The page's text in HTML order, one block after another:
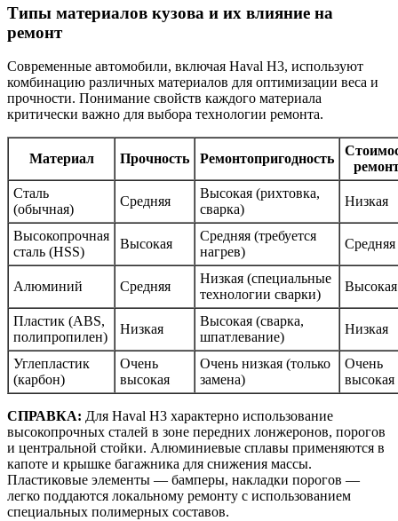
Типы материалов кузова и их влияние на
ремонт
Современные автомобили, включая Haval H3, используют
комбинацию различных материалов для оптимизации веса и
прочности. Понимание свойств каждого материала
критически важно для выбора технологии ремонта.
Материал Прочность Ремонтопригодность
Сталь
(обычная)
Средняя
Высокая (рихтовка,
сварка)
Низкая
Высокопрочная
сталь (HSS)
Высокая
Средняя (требуется
нагрев)
Средняя
Алюминий Средняя
Низкая (специальные
технологии сварки)
Высокая
Пластик (ABS,
полипропилен)
Низкая
Высокая (сварка,
шпатлевание)
Низкая
Углепластик
(карбон)
Очень
высокая
Очень низкая (только
замена)
Очень
высокая
СПРАВКА: Для Haval H3 характерно использование
высокопрочных сталей в зоне передних лонжеронов, порогов
и центральной стойки. Алюминиевые сплавы применяются в
капоте и крышке багажника для снижения массы.
Пластиковые элементы — бамперы, накладки порогов —
легко поддаются локальному ремонту с использованием
специальных полимерных составов.